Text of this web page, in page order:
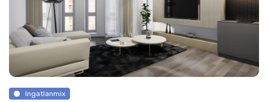
Ingatlanmix